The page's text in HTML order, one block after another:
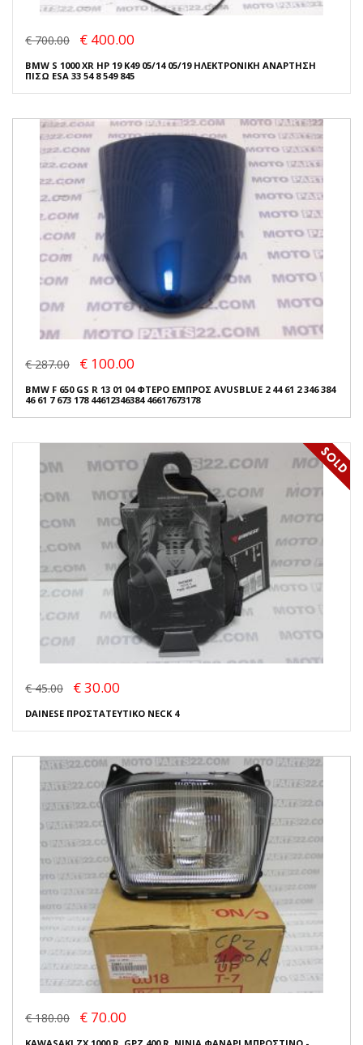
€ 700.00 € 400.00
BMW S 1000 XR HP 19 K49 05/14 05/19 ΗΛΕΚΤΡΟΝΙΚΗ ΑΝΑΡΤΗΣΗ
ΠΙΣΩ ESA 33 54 8 549 845
€ 287.00 € 100.00
BMW F 650 GS R 13 01 04 ΦΤΕΡΟ ΕΜΠΡΟΣ AVUSBLUE 2 44 61 2 346 384
46 61 7 673 178 44612346384 46617673178
€ 45.00 € 30.00
DAINESE ΠΡΟΣΤΑΤΕΥΤΙΚΟ NECK 4
€ 180.00 € 70.00